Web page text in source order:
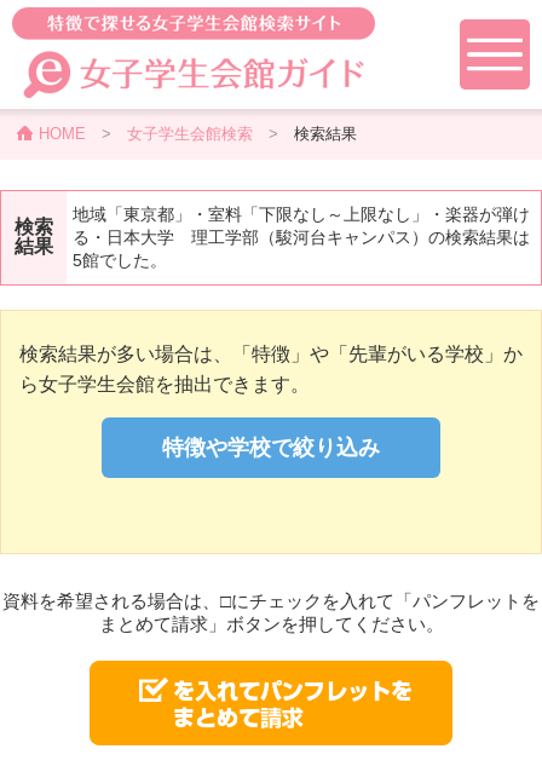
HOME > 女子学生会館検索> 検索結果
検索
結果
地域「東京都」・室料「下限なし～上限なし」・楽器が弾け
る・日本大学 理工学部（駿河台キャンパス）の検索結果は
5館でした。
検索結果が多い場合は、「特徴」や「先輩がいる学校」か
ら女子学生会館を抽出できます。
資料を希望される場合は、□にチェックを入れて「パンフレットを
まとめて請求」ボタンを押してください。